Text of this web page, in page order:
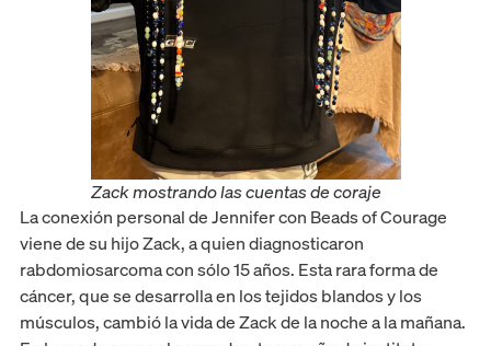
Zack mostrando las cuentas de coraje
La conexión personal de Jennifer con Beads of Courage
viene de su hijo Zack, a quien diagnosticaron
rabdomiosarcoma con sólo 15 años. Esta rara forma de
cáncer, que se desarrolla en los tejidos blandos y los
músculos, cambió la vida de Zack de la noche a la mañana.